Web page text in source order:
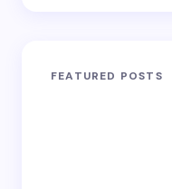
FEATURED POSTS